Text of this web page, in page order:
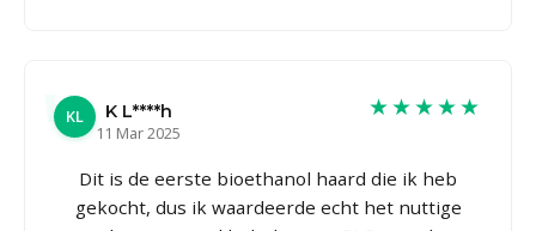
KL
K L****h
11 Mar 2025
★★★★★
Dit is de eerste bioethanol haard die ik heb
gekocht, dus ik waardeerde echt het nuttige